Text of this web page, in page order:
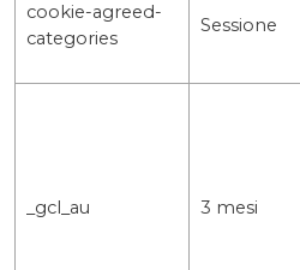
cookie-agreed-
categories
Sessione
_gcl_au 3 mesi